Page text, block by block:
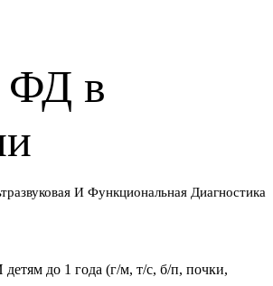
в
И Функциональная Диагностика